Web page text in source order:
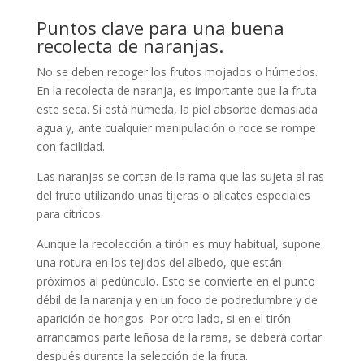
Puntos clave para una buena
recolecta de naranjas.
No se deben recoger los frutos mojados o húmedos.
En la recolecta de naranja, es importante que la fruta
este seca. Si está húmeda, la piel absorbe demasiada
agua y, ante cualquier manipulación o roce se rompe
con facilidad.
Las naranjas se cortan de la rama que las sujeta al ras
del fruto utilizando unas tijeras o alicates especiales
para cítricos.
Aunque la recolección a tirón es muy habitual, supone
una rotura en los tejidos del albedo, que están
próximos al pedúnculo. Esto se convierte en el punto
débil de la naranja y en un foco de podredumbre y de
aparición de hongos. Por otro lado, si en el tirón
arrancamos parte leñosa de la rama, se deberá cortar
después durante la selección de la fruta.